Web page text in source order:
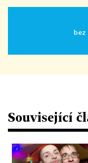
Související